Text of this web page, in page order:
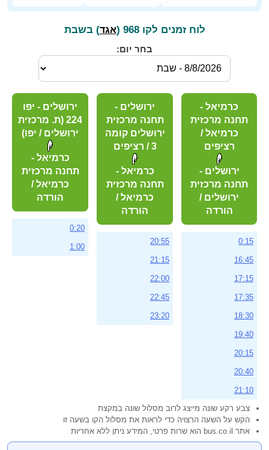
לוח זמנים לקו 968 ( אגד) בשבת
בחר יום:
כרמיאל -
תחנה מרכזית
כרמיאל /
רציפים
ירושלים -
תחנה מרכזית
ירושלים /
הורדה
0:15
16:45
17:15
17:35
18:30
19:40
20:15
20:40
21:10
ירושלים -
תחנה מרכזית
ירושלים קומה
3 / רציפים
כרמיאל -
תחנה מרכזית
כרמיאל /
הורדה
20:55
21:15
22:00
22:45
23:20
ירושלים - יפו
224 (ת. מרכזית
ירושלים / יפו)
כרמיאל -
תחנה מרכזית
כרמיאל /
הורדה
0:20
1:00
צבע רקע שונה מייצג לרוב מסלול שונה במקצת
הקש על השעה הרצויה כדי לראות את מסלול הקו בשעה זו
אתר bus.co.il הוא שרות פרטי, המידע ניתן ללא אחריות